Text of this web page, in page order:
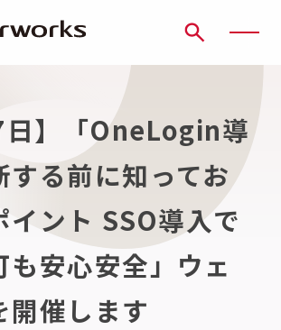
日】「OneLogin導
する前に知ってお
イント SSO導入で
も安心安全」ウェ
開催します